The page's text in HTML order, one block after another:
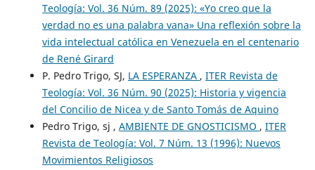
Teología: Vol. 36 Núm. 89 (2025): «Yo creo que la
verdad no es una palabra vana» Una reflexión sobre la
vida intelectual católica en Venezuela en el centenario
de René Girard
P. Pedro Trigo, SJ, LA ESPERANZA , ITER Revista de
Teología: Vol. 36 Núm. 90 (2025): Historia y vigencia
del Concilio de Nicea y de Santo Tomás de Aquino
Pedro Trigo, sj , AMBIENTE DE GNOSTICISMO , ITER
Revista de Teología: Vol. 7 Núm. 13 (1996): Nuevos
Movimientos Religiosos